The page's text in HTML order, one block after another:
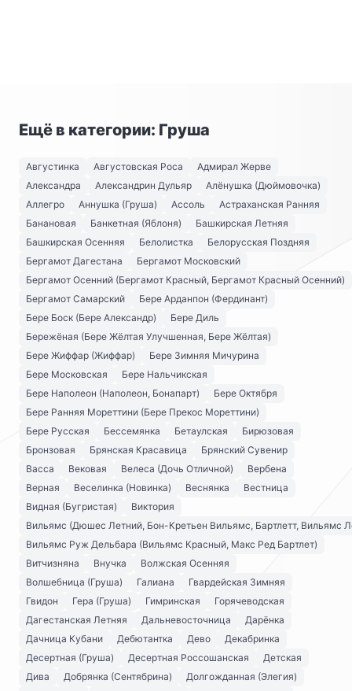
Ещё в категории: Груша
Августинка Августовская Роса
Адмирал Жерве
Александра
Александрин Дульяр
Алёнушка (Дюймовочка)
Аллегро
Аннушка (Груша) Ассоль
Астраханская Ранняя
Банановая
Банкетная (Яблоня)
Башкирская Летняя
Башкирская Осенняя
Белолистка
Белорусская Поздняя
Бергамот Дагестана
Бергамот Московский
Бергамот Осенний (Бергамот Красный, Бергамот Красный Осенний)
Бергамот Самарский
Бере Арданпон (Фердинант)
Бере Боск (Бере Александр)
Бере Диль
Бережёная (Бере Жёлтая Улучшенная, Бере Жёлтая)
Бере Жиффар (Жиффар)
Бере Зимняя Мичурина
Бере Московская
Бере Нальчикская
Бере Наполеон (Наполеон, Бонапарт)
Бере Октября
Бере Ранняя Мореттини (Бере Прекос Мореттини)
Бере Русская
Бессемянка Бетаулская
Бирюзовая
Бронзовая
Брянская Красавица
Брянский Сувенир
Васса
Вековая Велеса (Дочь Отличной)
Вербена
Верная
Веселинка (Новинка) Веснянка
Вестница
Видная (Бугристая)
Виктория
Вильямс (Дюшес Летний, Бон-Кретьен Вильямс, Бартлетт, Вильямс
Вильямс Руж Дельбара (Вильямс Красный, Макс Ред Бартлет)
Витчизняна
Внучка
Волжская Осенняя
Волшебница (Груша)
Галиана
Гвардейская Зимняя
Гвидон
Гера (Груша) Гимринская
Горячеводская
Дагестанская Летняя
Дальневосточница
Дарёнка
Дачница Кубани
Дебютантка Дево
Декабринка
Десертная (Груша)
Десертная Россошанская
Детская
Дива
Добрянка (Сентябрина)
Долгожданная (Элегия)